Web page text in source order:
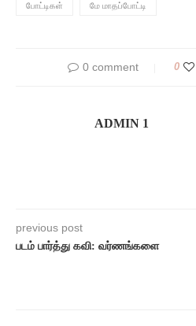
போட்டிகள் மே மாதப்போட்டி
0 comment 0
ADMIN 1
previous post
படம் பார்த்து கவி: வர்ணங்களை